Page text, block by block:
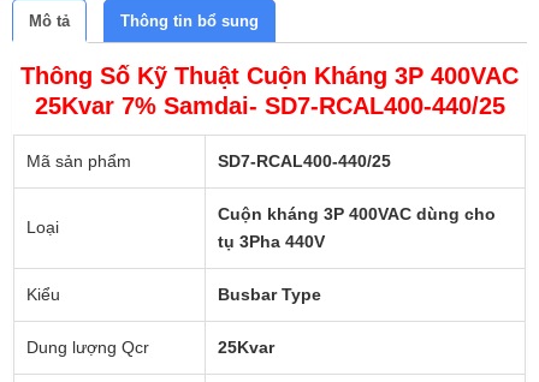
Mô tả Thông tin bổ sung
Thông Số Kỹ Thuật Cuộn Kháng 3P 400VAC
25Kvar 7% Samdai- SD7-RCAL400-440/25
Mã sản phẩm SD7-RCAL400-440/25
Loại
Cuộn kháng 3P 400VAC dùng cho
tụ 3Pha 440V
Kiểu Busbar Type
Dung lượng Qcr 25Kvar